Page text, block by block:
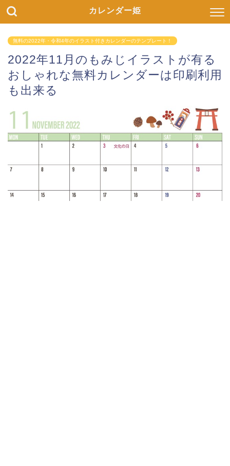
カレンダー姫
無料の2022年・令和4年のイラスト付きカレンダーのテンプレート！
2022年11月のもみじイラストが有る
おしゃれな無料カレンダーは印刷利用
も出来る